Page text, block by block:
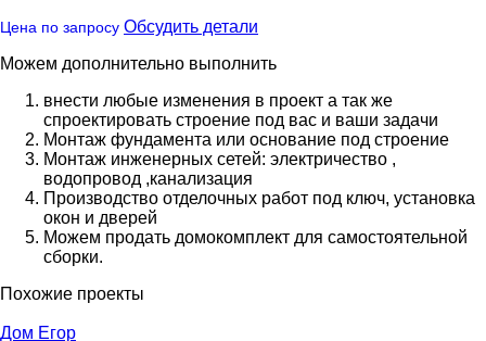
Цена по запросу Обсудить детали
Можем дополнительно выполнить
внести любые изменения в проект а так же
спроектировать строение под вас и ваши задачи
Монтаж фундамента или основание под строение
Монтаж инженерных сетей: электричество ,
водопровод ,канализация
Производство отделочных работ под ключ, установка
окон и дверей
Можем продать домокомплект для самостоятельной
сборки.
Похожие проекты
Дом Егор